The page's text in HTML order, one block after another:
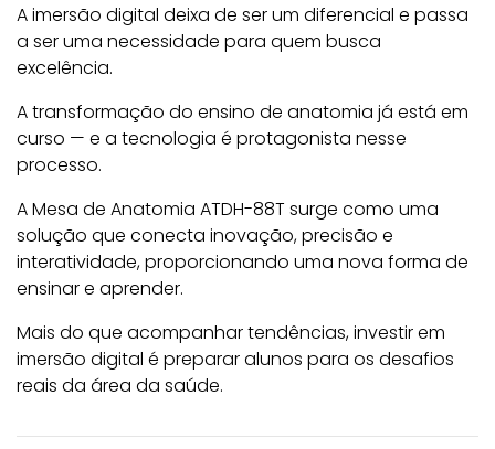
A imersão digital deixa de ser um diferencial e passa
a ser uma necessidade para quem busca
excelência.
A transformação do ensino de anatomia já está em
curso — e a tecnologia é protagonista nesse
processo.
A Mesa de Anatomia ATDH-88T surge como uma
solução que conecta inovação, precisão e
interatividade, proporcionando uma nova forma de
ensinar e aprender.
Mais do que acompanhar tendências, investir em
imersão digital é preparar alunos para os desafios
reais da área da saúde.